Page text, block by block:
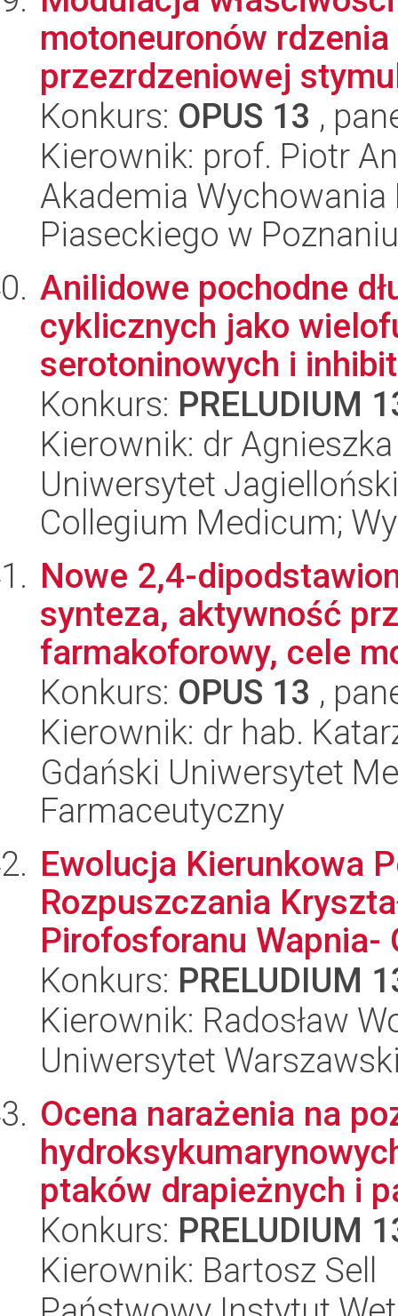
motoneuronów
przezrdzeniowej
Konkurs: OPUS 13 ,
Kierownik: prof. Piotr
Akademia
Piaseckiego w
Anilidowe pochodne
cyklicznych jako
serotoninowych i
Konkurs: PRELUDIUM
Kierownik: dr
Uniwersytet
Collegium Medicum;
Nowe 2,4-
synteza, aktywność
farmakoforowy, cele
Konkurs: OPUS 13 ,
Kierownik: dr hab.
Gdański Uniwersytet
Farmaceutyczny
Ewolucja Kierunkowa
Rozpuszczania
Pirofosforanu Wapnia-
Konkurs: PRELUDIUM
Kierownik: Radosław
Uniwersytet
Ocena narażenia na
ptaków drapieżnych i
Konkurs: PRELUDIUM
Kierownik: Bartosz Sell